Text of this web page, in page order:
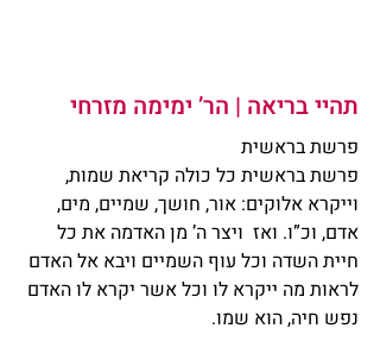
תהיי בריאה | הר’ ימימה מזרחי
פרשת בראשית
פרשת בראשית כל כולה קריאת שמות,
וייקרא אלוקים: אור, חושך, שמיים, מים,
אדם, וכ”ו. ואז  ויצר ה’ מן האדמה את כל
חיית השדה וכל עוף השמיים ויבא אל האדם
לראות מה ייקרא לו וכל אשר יקרא לו האדם
נפש חיה, הוא שמו.